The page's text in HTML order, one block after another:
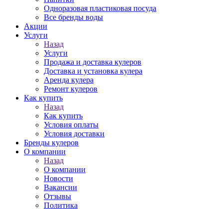
Одноразовая пластиковая посуда
Все бренды воды
Акции
Услуги
Назад
Услуги
Продажа и доставка кулеров
Доставка и установка кулера
Аренда кулера
Ремонт кулеров
Как купить
Назад
Как купить
Условия оплаты
Условия доставки
Бренды кулеров
О компании
Назад
О компании
Новости
Вакансии
Отзывы
Политика